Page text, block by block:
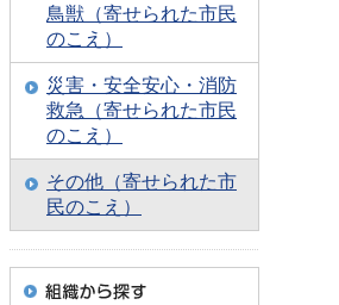
鳥獣（寄せられた市民
のこえ）
災害・安全安心・消防
救急（寄せられた市民
のこえ）
その他（寄せられた市
民のこえ）